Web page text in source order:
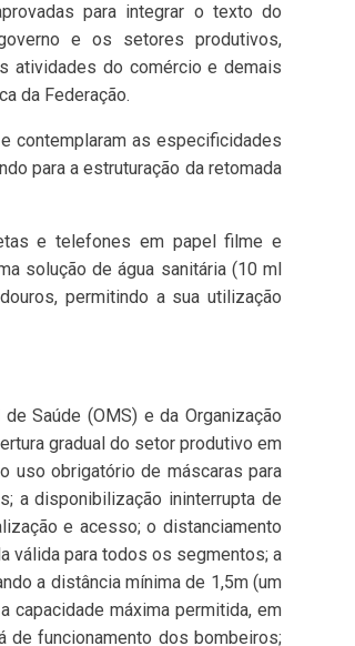
para integrar o texto do
e os setores produtivos,
atividades do comércio e demais
da Federação.
contemplaram as especificidades
para a estruturação da retomada
e telefones em papel filme e
solução de água sanitária (10 ml
permitindo a sua utilização
Saúde (OMS) e da Organização
gradual do setor produtivo em
uso obrigatório de máscaras para
a disponibilização ininterrupta de
e acesso; o distanciamento
válida para todos os segmentos; a
a distância mínima de 1,5m (um
capacidade máxima permitida, em
de funcionamento dos bombeiros;